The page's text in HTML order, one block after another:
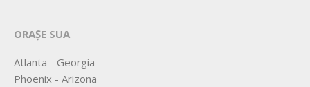
ORAȘE SUA
Atlanta - Georgia
Phoenix - Arizona